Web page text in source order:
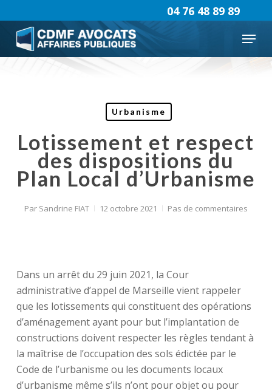
to
main
content
Menu
04 76 48 89 89
Urbanisme
Lotissement et respect
des dispositions du
Plan Local d’Urbanisme
ParSandrine FIAT 12 octobre 2021 Pas de commentaires
Dans un arrêt du 29 juin 2021, la Cour
administrative d’appel de Marseille vient rappeler
que les lotissements qui constituent des opérations
d’aménagement ayant pour but l’implantation de
constructions doivent respecter les règles tendant à
la maîtrise de l’occupation des sols édictée par le
Code de l’urbanisme ou les documents locaux
d’urbanisme même s’ils n’ont pour objet ou pour